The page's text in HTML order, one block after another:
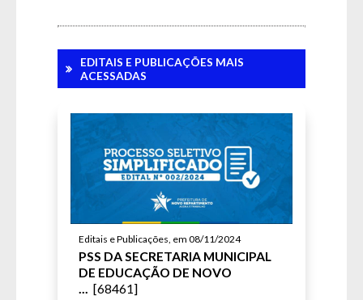
EDITAIS E PUBLICAÇÕES MAIS
ACESSADAS
Editais e Publicações, em 08/11/2024
PSS DA SECRETARIA MUNICIPAL
DE EDUCAÇÃO DE NOVO
... [68461]
Acessibilidade
Gerenciador
Webmail
Digite apenas o "usuário" sem @dominio!
SIC Físico
Contatos e Endereço
Fale Conosco